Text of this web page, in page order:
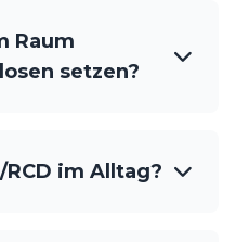
Raum
setzen?
im Alltag?